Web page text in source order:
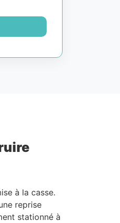
à la casse.
reprise
stationné à